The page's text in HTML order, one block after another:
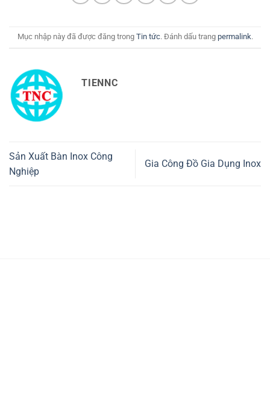
Mục nhập này đã được đăng trong Tin tức. Đánh dấu trang permalink.
TIENNC
Sản Xuất Bàn Inox Công
Nghiệp
Gia Công Đồ Gia Dụng Inox